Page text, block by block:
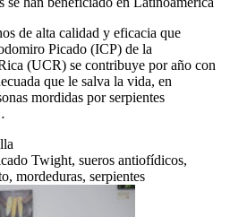
de alta calidad y eficacia que
Picado (ICP) de la
(UCR) se contribuye por año con
que le salva la vida, en
mordidas por serpientes
Twight, sueros antiofídicos,
mordeduras, serpientes